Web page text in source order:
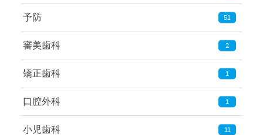
予防 51
審美歯科 2
矯正歯科 1
口腔外科 1
小児歯科 11